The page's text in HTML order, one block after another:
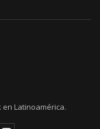
en Latinoamérica.